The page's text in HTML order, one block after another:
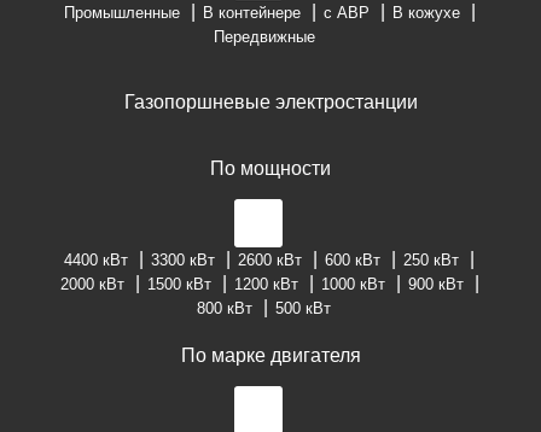
Промышленные В контейнере с АВР
В кожухе
Передвижные
Газопоршневые электростанции
По мощности
4400 кВт 3300 кВт 2600 кВт 600 кВт
250 кВт
2000 кВт
1500 кВт 1200 кВт 1000 кВт
900 кВт
800 кВт
500 кВт
По марке двигателя